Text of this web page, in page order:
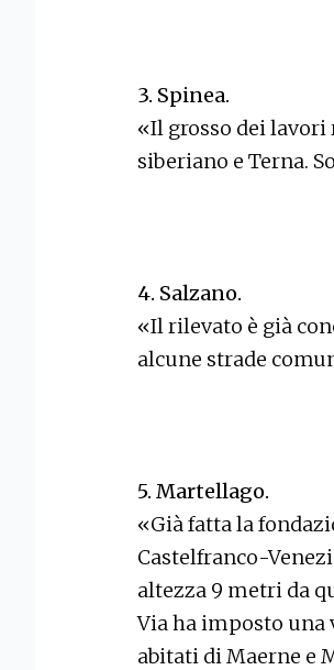
3. Spinea.
«Il grosso dei lavori
siberiano e Terna.
4. Salzano.
«Il rilevato è già
alcune strade
5. Martellago.
«Già fatta la
Castelfranco-
altezza 9 metri da
Via ha imposto
abitati di Maerne e